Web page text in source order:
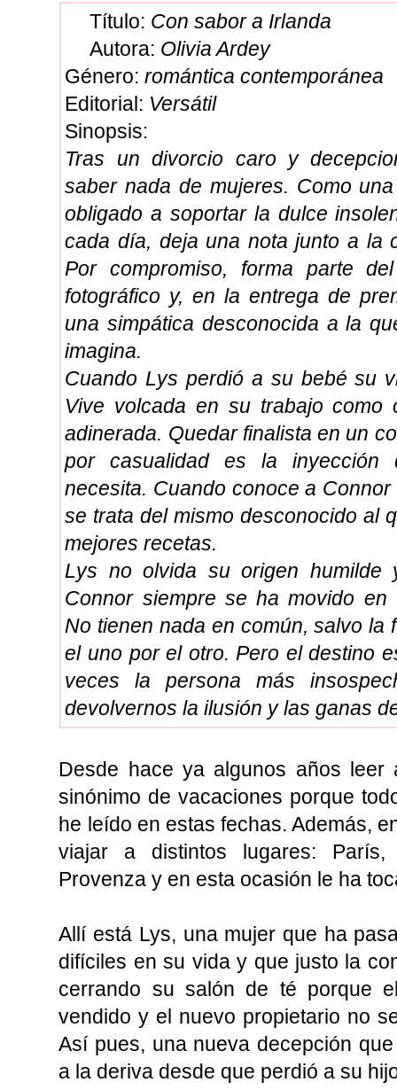
Título: Con sabor a Irlanda
Autora: Olivia Ardey
Género:romántica contemporánea
Editorial: Versátil
Sinopsis:
Tras un divorcio caro y
saber nada de mujeres. Como
obligado a soportar la dulce
cada día, deja una nota junto a la
Por compromiso, forma parte
fotográfico y, en la entrega de
una simpática desconocida a la
imagina.
Cuando Lys perdió a su bebé su
Vive volcada en su trabajo como
adinerada. Quedar finalista en un
por casualidad es la inyección
necesita. Cuando conoce a Connor
se trata del mismo desconocido al
mejores recetas.
Lys no olvida su origen humilde
Connor siempre se ha movido en
No tienen nada en común, salvo la
el uno por el otro. Pero el destino
veces la persona más
devolvernos la ilusión y las ganas
Desde hace ya algunos años
sinónimo de vacaciones porque
he leído en estas fechas. Además,
viajar a distintos lugares:
Provenza y en esta ocasión le ha
Allí está Lys, una mujer que ha
difíciles en su vida y que justo la
cerrando su salón de té porque
vendido y el nuevo propietario no
Así pues, una nueva decepción
a la deriva desde que perdió a su